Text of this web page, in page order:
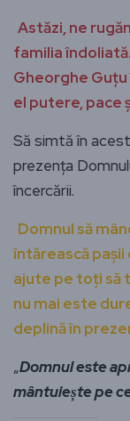
Astăzi, ne
familia
Gheorghe
el putere, pace
Să simtă în
prezența
încercării.
Domnul să
întărească pașii
ajute pe toți să
nu mai este
deplină în
„Domnul este
mântuiește pe